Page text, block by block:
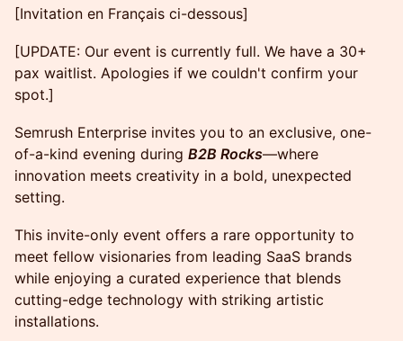
[Invitation en Français ci-dessous]
[UPDATE: Our event is currently full. We have a 30+
pax waitlist. Apologies if we couldn't confirm your
spot.]
Semrush Enterprise invites you to an exclusive, one-
of-a-kind evening during B2B Rocks—where
innovation meets creativity in a bold, unexpected
setting.
This invite-only event offers a rare opportunity to
meet fellow visionaries from leading SaaS brands
while enjoying a curated experience that blends
cutting-edge technology with striking artistic
installations.